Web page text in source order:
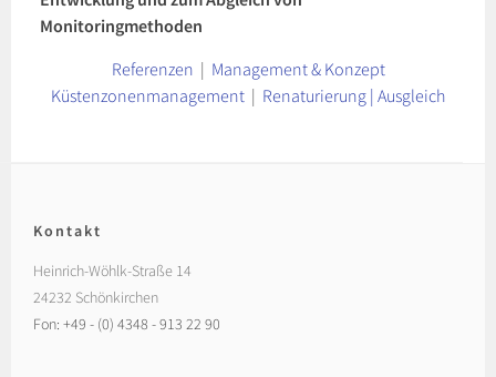
Monitoringmethoden
Referenzen | Management & Konzept
Küstenzonenmanagement | Renaturierung | Ausgleich
Kontakt
Heinrich-Wöhlk-Straße 14
24232 Schönkirchen
Fon: +49 - (0) 4348 - 913 22 90